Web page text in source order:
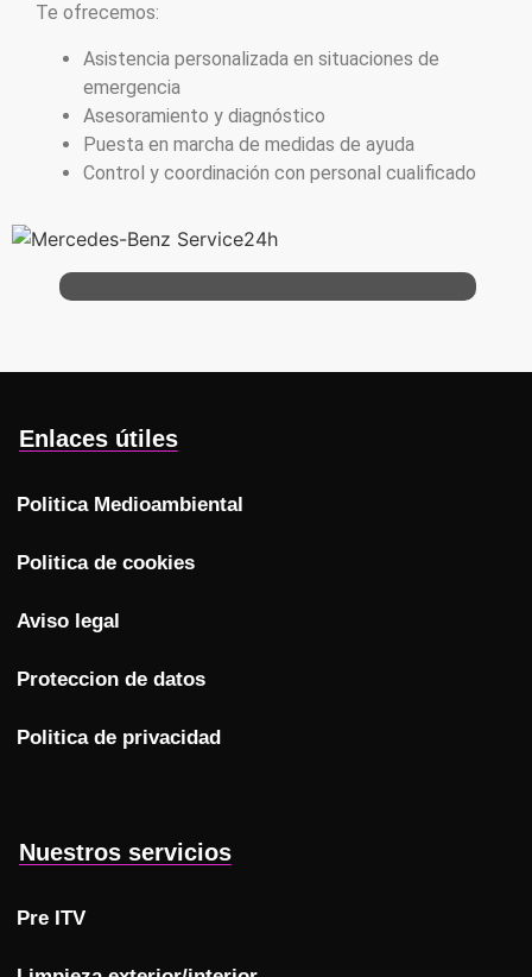
Te ofrecemos:
Asistencia personalizada en situaciones de
emergencia
Asesoramiento y diagnóstico
Puesta en marcha de medidas de ayuda
Control y coordinación con personal cualificado
Enlaces útiles
Politica Medioambiental
Politica de cookies
Aviso legal
Proteccion de datos
Politica de privacidad
Nuestros servicios
Pre ITV